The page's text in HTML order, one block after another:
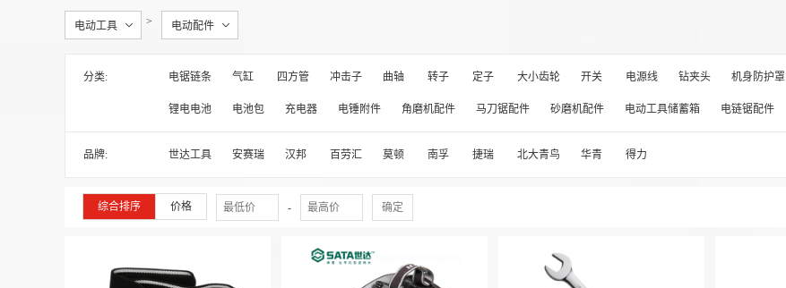
电动工具 > 电动配件
分类: 电锯链条 气缸 四方管 冲击子 曲轴 转子 定子 大小齿轮 开关 电源线 钻夹头 机身防护罩
锂电电池 电池包 充电器 电锤附件 角磨机配件 马刀锯配件 砂磨机配件 电动工具储蓄箱 电链锯配件
品牌: 世达工具 安赛瑞 汉邦 百劳汇 莫顿 南孚 捷瑞 北大青鸟 华青 得力
综合排序 价格 - 确定